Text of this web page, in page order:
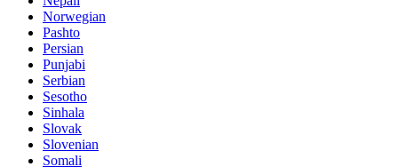
Norwegian
Pashto
Persian
Punjabi
Serbian
Sesotho
Sinhala
Slovak
Slovenian
Somali